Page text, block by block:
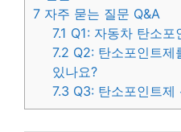
7 자주 묻는 질문 Q&A
7.1 Q1: 자동차 탄소
7.2 Q2: 탄소포인트제
있나요?
7.3 Q3: 탄소포인트제